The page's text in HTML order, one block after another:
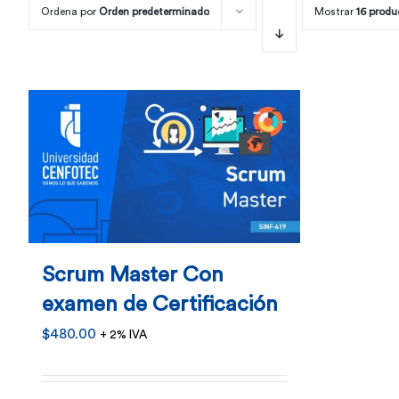
Ordena por Orden predeterminado Mostrar 16
Scrum Master Con
examen de Certificación
$480.00 + 2% IVA